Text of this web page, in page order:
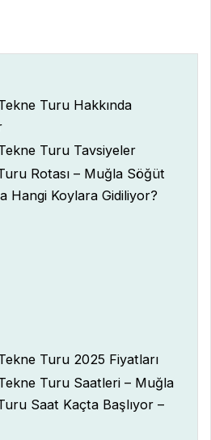
Turu Hakkında
Turu Tavsiyeler
Rotası – Muğla Söğüt
Hangi Koylara Gidiliyor?
Turu 2025 Fiyatları
Turu Saatleri – Muğla
Saat Kaçta Başlıyor –